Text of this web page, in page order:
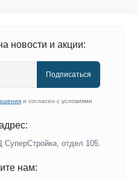
новости и акции:
Подписаться
и согласен с условиями
отдел 105.
нам: